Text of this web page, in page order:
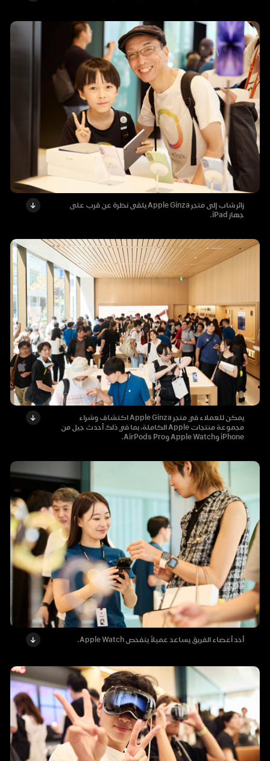
زائر شاب إلى متجر Apple Ginza يلقى نظرة عن قرب على
جهاز iPad.
يمكن للعملاء في متجر Apple Ginza اكتشاف وشراء
مجموعة منتجات Apple الكاملة، بما في ذلك أحدث جيل من
iPhone وApple Watch وAirPods Pro.
أحد أعضاء الفريق يساعد عميلاً يتفحص Apple Watch.